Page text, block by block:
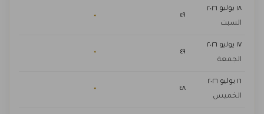
١٨ يوليو ٢٠٢٦
السبت
٤٩ ٠
١٧ يوليو ٢٠٢٦
الجمعة
٤٩ ٠
١٦ يوليو ٢٠٢٦
الخميس
٤٨ ٠